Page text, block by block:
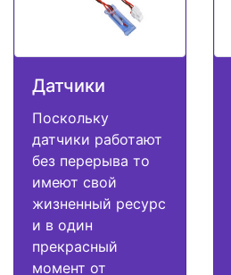
Датчики
Поскольку
датчики работают
без перерыва то
имеют свой
жизненный ресурс
и в один
прекрасный
момент от